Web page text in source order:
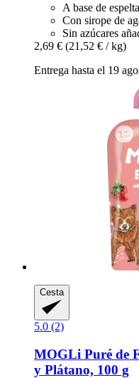
A base de
Con sirope de
Sin azúcares
2,69 € (21,52 € / kg)
Entrega hasta el 19
Cesta
5.0 (2)
MOGLi Puré de
y Plátano, 100 g